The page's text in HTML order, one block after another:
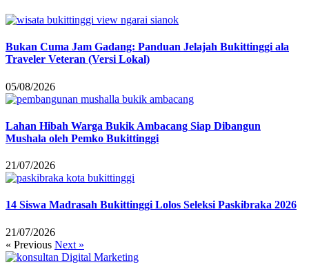
Bukan Cuma Jam Gadang: Panduan Jelajah Bukittinggi ala
Traveler Veteran (Versi Lokal)
05/08/2026
Lahan Hibah Warga Bukik Ambacang Siap Dibangun
Mushala oleh Pemko Bukittinggi
21/07/2026
14 Siswa Madrasah Bukittinggi Lolos Seleksi Paskibraka 2026
21/07/2026
« Previous Next »